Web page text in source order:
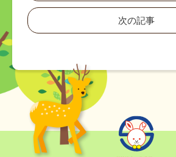
次の記事